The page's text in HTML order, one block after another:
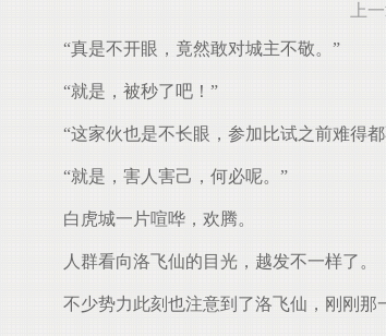
上
“真是不开眼，竟然敢对城主不敬。”
“就是，被秒了吧！”
“这家伙也是不长眼，参加比试之前难得
“就是，害人害己，何必呢。”
白虎城一片喧哗，欢腾。
人群看向洛飞仙的目光，越发不一样了。
不少势力此刻也注意到了洛飞仙，刚刚那